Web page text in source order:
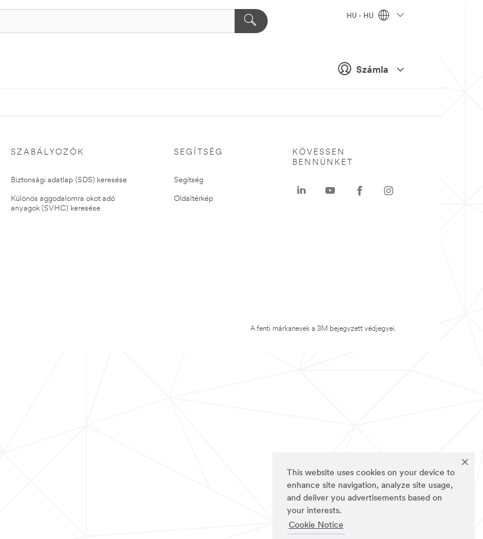
This website uses cookies on your device to
enhance site navigation, analyze site usage,
and deliver you advertisements based on
your interests.
Cookie Notice
Számla
HU - HU
SZABÁLYOZÓK
Biztonsági adatlap (SDS) keresése
Különös aggodalomra okot adó
anyagok (SVHC) keresése
SEGÍTSÉG
Segítség
Oldaltérkép
KÖVESSEN
BENNÜNKET
A fenti márkanevek a 3M bejegyzett védjegyei.